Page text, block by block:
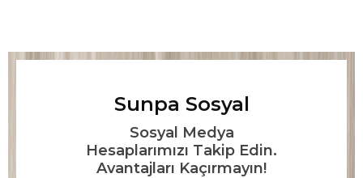
Sunpa Sosyal
Sosyal Medya
Hesaplarımızı Takip Edin.
Avantajları Kaçırmayın!